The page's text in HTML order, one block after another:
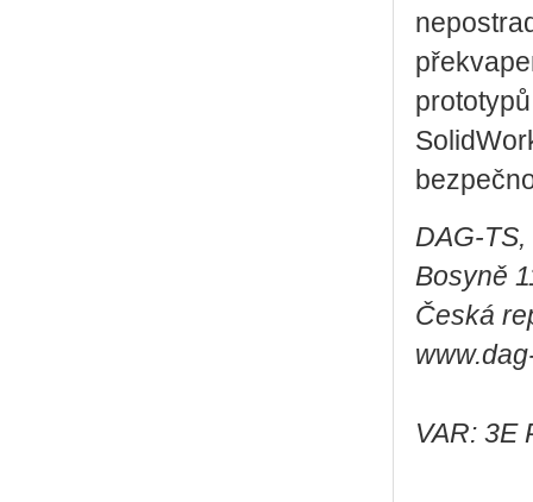
DAG-TS,
Bosyně
Česká
VAR: 3E